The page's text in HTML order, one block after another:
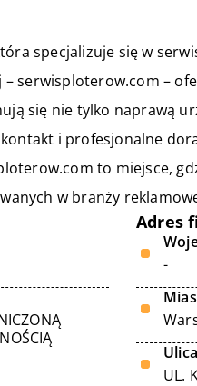
specjalizuje się w
–serwisploterow.com –
się nie tylko naprawą
i profesjonalne
to miejsce,
w branży
Adres
-
Ulica
UL.